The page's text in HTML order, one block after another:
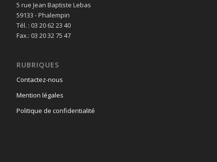
5 rue Jean Baptiste Lebas
59133 - Phalempin
Tél. : 03 20 62 23 40
Fax.: 03 20 32 75 47
RUBRIQUES
Contactez-nous
Mention légales
Politique de confidentialité